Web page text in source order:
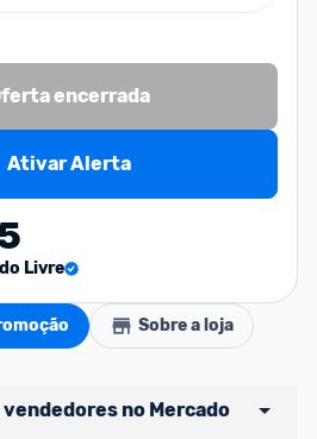
encerrada
Ativar Alerta
Livre
Sobre a loja
no Mercado